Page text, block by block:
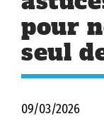
pour
seul
09/03/2026